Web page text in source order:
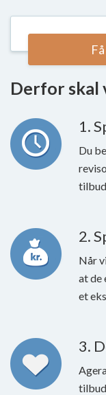
Derfor skal
1.
Du
2.
Når
at de
et
3.